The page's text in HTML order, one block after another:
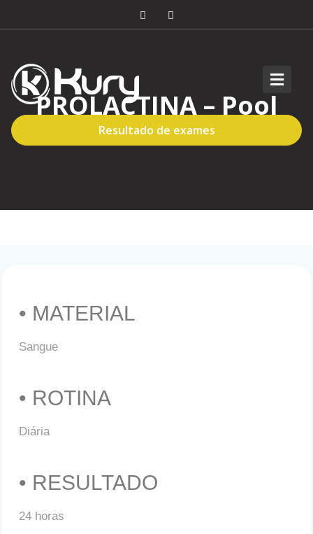
Resultado de exames
PROLACTINA – Pool
• MATERIAL
Sangue
• ROTINA
Diária
• RESULTADO
24 horas